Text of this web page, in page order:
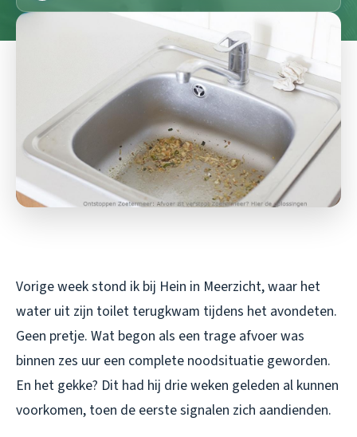
Vorige week stond ik bij Hein in Meerzicht, waar het
water uit zijn toilet terugkwam tijdens het avondeten.
Geen pretje. Wat begon als een trage afvoer was
binnen zes uur een complete noodsituatie geworden.
En het gekke? Dit had hij drie weken geleden al kunnen
voorkomen, toen de eerste signalen zich aandienden.